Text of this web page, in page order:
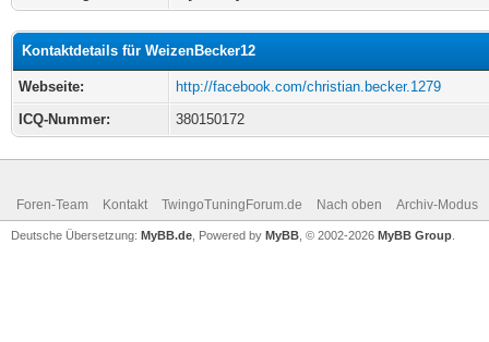
Kontaktdetails für WeizenBecker12
Webseite:
http://facebook.com/christian.becker.1279
ICQ-Nummer:
380150172
Foren-Team Kontakt TwingoTuningForum.de Nach oben Archiv-Modus
Deutsche Übersetzung: MyBB.de , Powered by MyBB , © 2002-2026 MyBB Group